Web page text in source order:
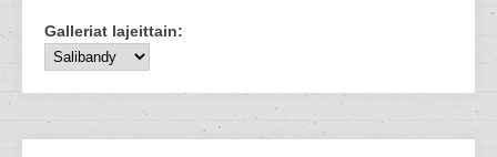
Galleriat lajeittain: